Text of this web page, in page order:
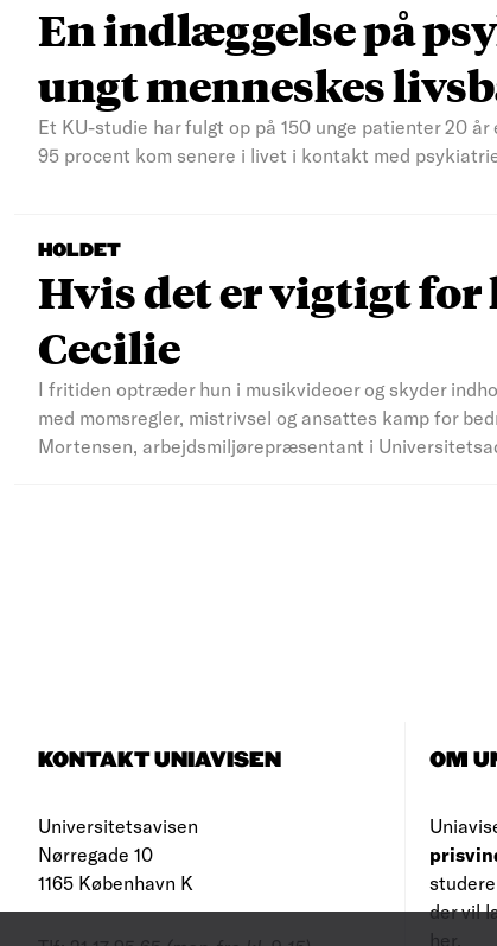
En indlæggelse på
ungt menneskes
Et KU-studie har fulgt op på 150 unge patienter 20
95 procent kom senere i livet i kontakt med
HOLDET
Hvis det er vigtigt
Cecilie
I fritiden optræder hun i musikvideoer og skyder
med momsregler, mistrivsel og ansattes kamp for
Mortensen, arbejdsmiljørepræsentant i
KONTAKT UNIAVISEN
Universitetsavisen
Nørregade 10
1165 København K
OM
der vil
her